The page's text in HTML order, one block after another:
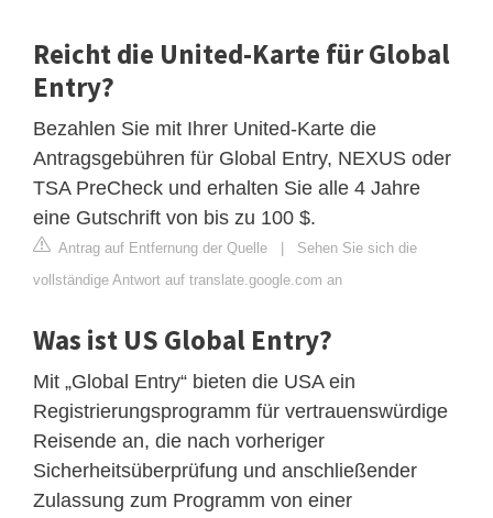
Reicht die United-Karte für Global
Entry?
Bezahlen Sie mit Ihrer United-Karte die
Antragsgebühren für Global Entry, NEXUS oder
TSA PreCheck und erhalten Sie alle 4 Jahre
eine Gutschrift von bis zu 100 $.
Antrag auf Entfernung der Quelle
Sehen Sie sich die
vollständige Antwort auf translate.google.com an
Was ist US Global Entry?
Mit „Global Entry“ bieten die USA ein
Registrierungsprogramm für vertrauenswürdige
Reisende an, die nach vorheriger
Sicherheitsüberprüfung und anschließender
Zulassung zum Programm von einer